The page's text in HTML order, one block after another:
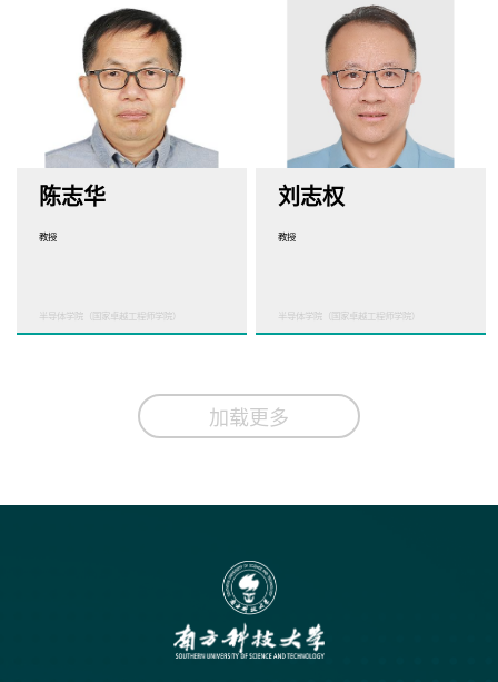
陈志华
教授
半导体学院（国家卓越工程师学院）
刘志权
教授
半导体学院（国家卓越工程师学院）
加载更多